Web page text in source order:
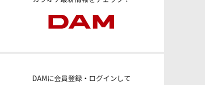
DAMに会員登録・ログインして